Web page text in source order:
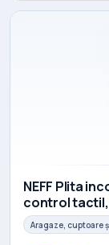
NEFF Plita
control tactil,
Aragaze, cuptoare